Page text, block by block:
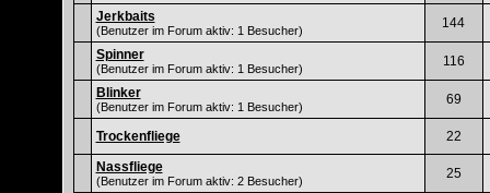
Jerkbaits
(Benutzer im Forum aktiv: 1 Besucher) 144
Spinner
(Benutzer im Forum aktiv: 1 Besucher) 116
Blinker
(Benutzer im Forum aktiv: 1 Besucher) 69
Trockenfliege
22
Nassfliege
(Benutzer im Forum aktiv: 2 Besucher) 25